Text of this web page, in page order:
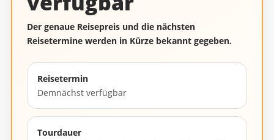
Der genaue Reisepreis und die nächsten
Reisetermine werden in Kürze bekannt gegeben.
Reisetermin
Demnächst verfügbar
Tourdauer